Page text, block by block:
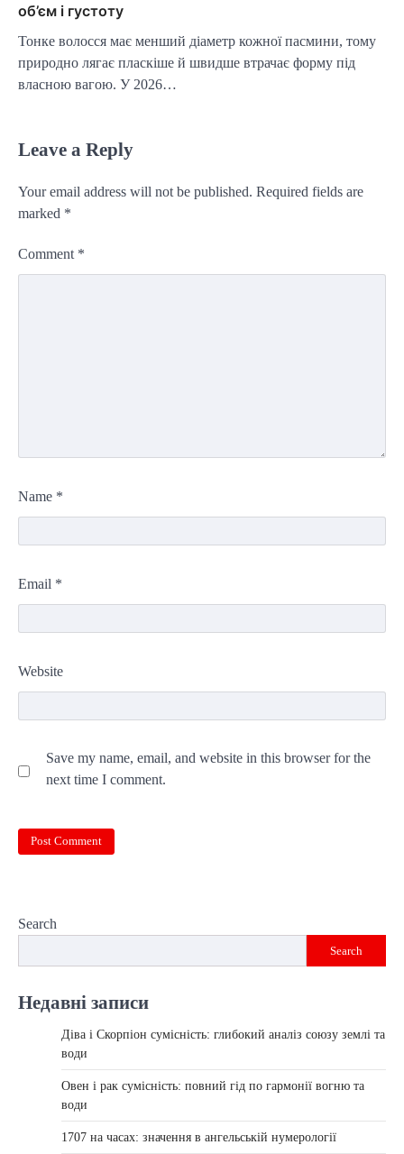
об’єм і густоту
Тонке волосся має менший діаметр кожної пасмини, тому
природно лягає пласкіше й швидше втрачає форму під
власною вагою. У 2026…
Leave a Reply
Your email address will not be published. Required fields are
marked *
Comment *
Name *
Email *
Website
Save my name, email, and website in this browser for the
next time I comment.
Search
Search
Недавні записи
Діва і Скорпіон сумісність: глибокий аналіз союзу землі та
води
Овен і рак сумісність: повний гід по гармонії вогню та
води
1707 на часах: значення в ангельській нумерології